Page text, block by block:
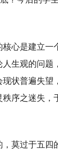
心是建立一
生观的问题
状普遍失望
序之迷失，
莫过于五四